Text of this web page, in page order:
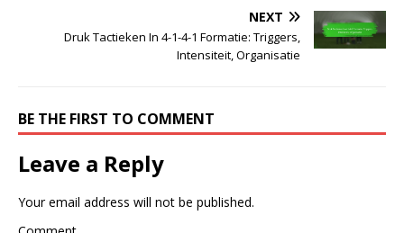
NEXT
Druk Tactieken In 4-1-4-1 Formatie: Triggers,
Intensiteit, Organisatie
BE THE FIRST TO COMMENT
Leave a Reply
Your email address will not be published.